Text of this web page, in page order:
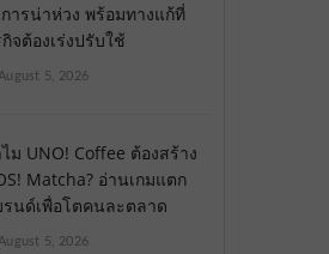
ารน่าห่วง พร้อมทางแก้ที่
จต้องเร่งปรับใช้
5, 2026
ม UNO! Coffee ต้องสร้าง
Matcha? อ่านเกมแตก
นด์เพื่อโตคนละตลาด
5, 2026